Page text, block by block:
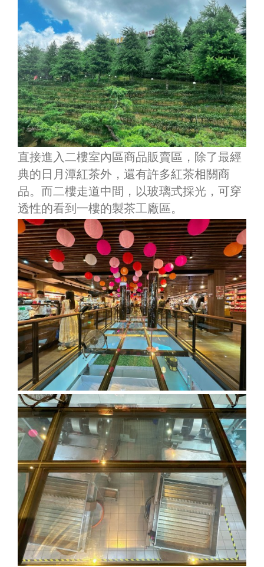
直接進入二樓室內區商品販賣區，除了最經
典的日月潭紅茶外，還有許多紅茶相關商
品。而二樓走道中間，以玻璃式採光，可穿
透性的看到一樓的製茶工廠區。